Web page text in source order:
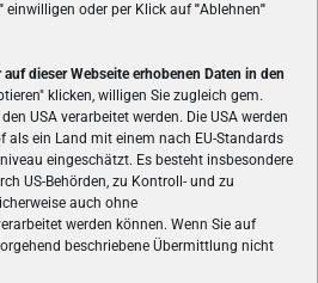
" einwilligen oder per Klick auf"Ablehnen"
dieser Webseite erhobenen Daten in den
klicken, willigen Sie zugleich gem.
USA verarbeitet werden. Die USA werden
als ein Land mit einem nach EU-Standards
eingeschätzt. Es besteht insbesondere
US-Behörden, zu Kontroll- und zu
auch ohne
werden können. Wenn Sie auf
beschriebene Übermittlung nicht
UNS
Gamers.at ist das älteste Online-
und bringt täglich aktuelle News,
und Konsolenspielen, Gaming-
aus der Welt des e-Sport's.